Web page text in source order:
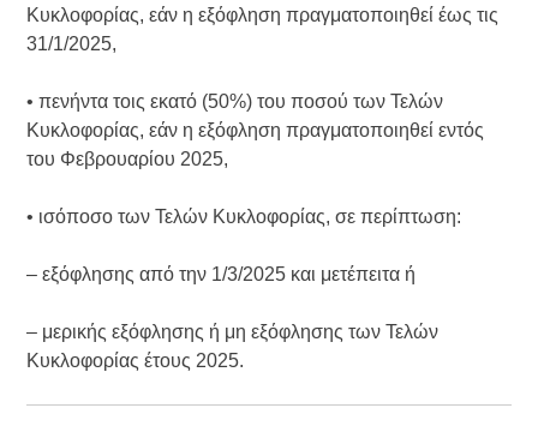
Κυκλοφορίας, εάν η εξόφληση πραγματοποιηθεί έως τις
31/1/2025,
• πενήντα τοις εκατό (50%) του ποσού των Τελών
Κυκλοφορίας, εάν η εξόφληση πραγματοποιηθεί εντός
του Φεβρουαρίου 2025,
• ισόποσο των Τελών Κυκλοφορίας, σε περίπτωση:
– εξόφλησης από την 1/3/2025 και μετέπειτα ή
– μερικής εξόφλησης ή μη εξόφλησης των Τελών
Κυκλοφορίας έτους 2025.